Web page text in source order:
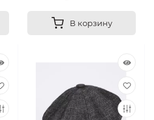
В корзину